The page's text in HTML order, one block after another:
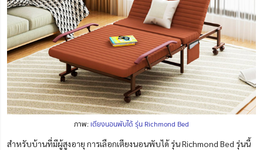
ภาพ: เตียงนอนพับได้ รุ่น Richmond Bed
สำหรับบ้านที่มีผู้สูงอายุ การเลือกเตียงนอนพับได้ รุ่น Richmond Bed รุ่นนี้